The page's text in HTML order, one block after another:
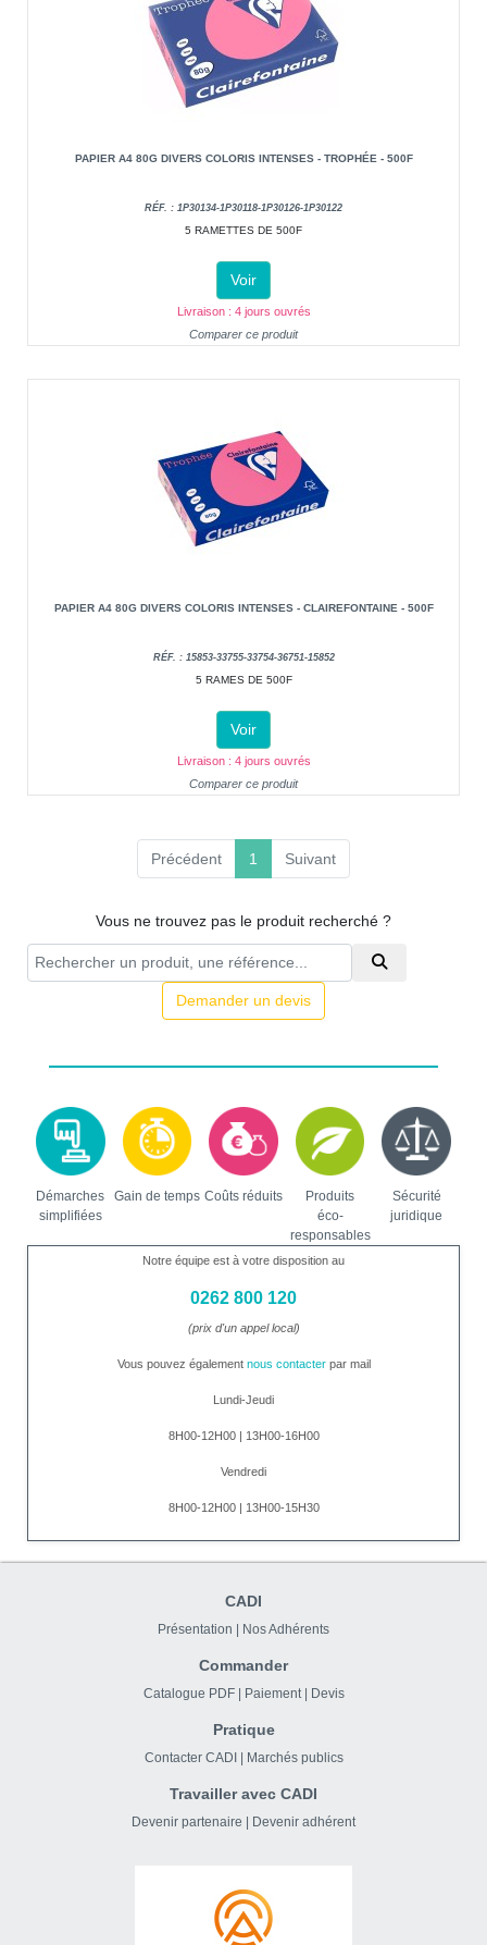
PAPIER A4 80G DIVERS COLORIS INTENSES - TROPHÉE - 500F
RÉF. : 1P30134-1P30118-1P30126-1P30122
5 RAMETTES DE 500F
Voir
Livraison : 4 jours ouvrés
Comparer ce produit
PAPIER A4 80G DIVERS COLORIS INTENSES - CLAIREFONTAINE - 500F
RÉF. : 15853-33755-33754-36751-15852
5 RAMES DE 500F
Voir
Livraison : 4 jours ouvrés
Comparer ce produit
Précédent 1 (current)
Suivant
Vous ne trouvez pas le produit recherché ?
Demander un devis
Démarches
simplifiées
Gain de temps Coûts réduits
Produits
éco-
responsables
Sécurité
juridique
Notre équipe est à votre disposition au
0262 800 120
(prix d'un appel local)
Vous pouvez également nous contacterpar mail
Lundi-Jeudi
8H00-12H00 | 13H00-16H00
Vendredi
8H00-12H00 | 13H00-15H30
CADI
Présentation Nos Adhérents
Commander
Catalogue PDF Paiement Devis
Pratique
Contacter CADI Marchés publics
Travailler avec CADI
Devenir partenaire Devenir adhérent